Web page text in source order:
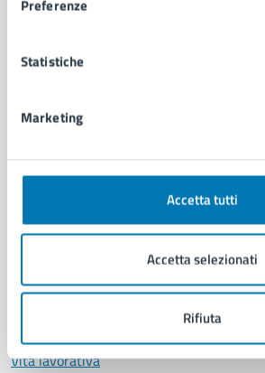
Preferenze
Statistiche
Marketing
Accetta tutti
Accetta selezionati
Rifiuta
Personale amministrativo
Intranet, posta aziendale e protocollo
CATEGORIE DI SERVIZIO
Documenti e certificati
Educazione e formazione
Imprese e commercio
Salute, benessere e assistenza
Servizi Cimiteriali
Vita lavorativa